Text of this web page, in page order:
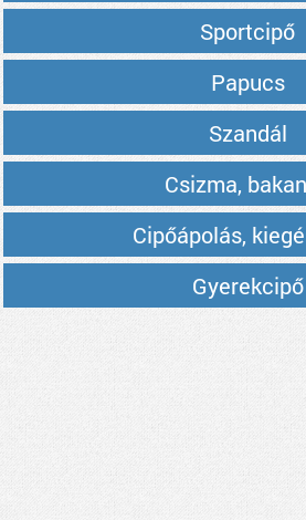
Sportcipő
Papucs
Szandál
Csizma,
Cipőápolás,
Gyerekcipő